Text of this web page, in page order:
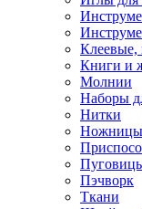
Клеевые,
Книги и
Молнии
Наборы
Нитки
Ножницы
Пэчворк
Ткани